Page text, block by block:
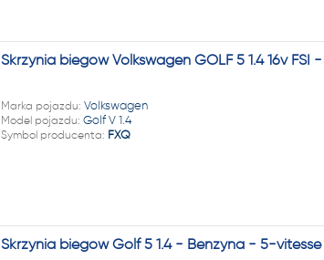
Skrzynia biegów Volkswagen GOLF 5 1.4 16v FSI
Marka pojazdu: Volkswagen
Model pojazdu: Golf V 1.4
Symbol producenta: FXQ
Skrzynia biegów Golf 5 1.4 - Benzyna - 5-